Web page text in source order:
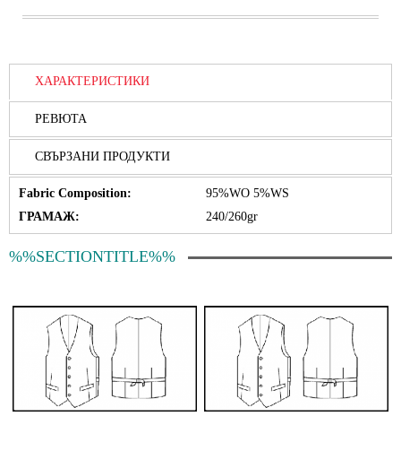
ХАРАКТЕРИСТИКИ
РЕВЮТА
СВЪРЗАНИ ПРОДУКТИ
Fabric Composition:
95%WO 5%WS
ГРАМАЖ:
240/260gr
%%SECTIONTITLE%%